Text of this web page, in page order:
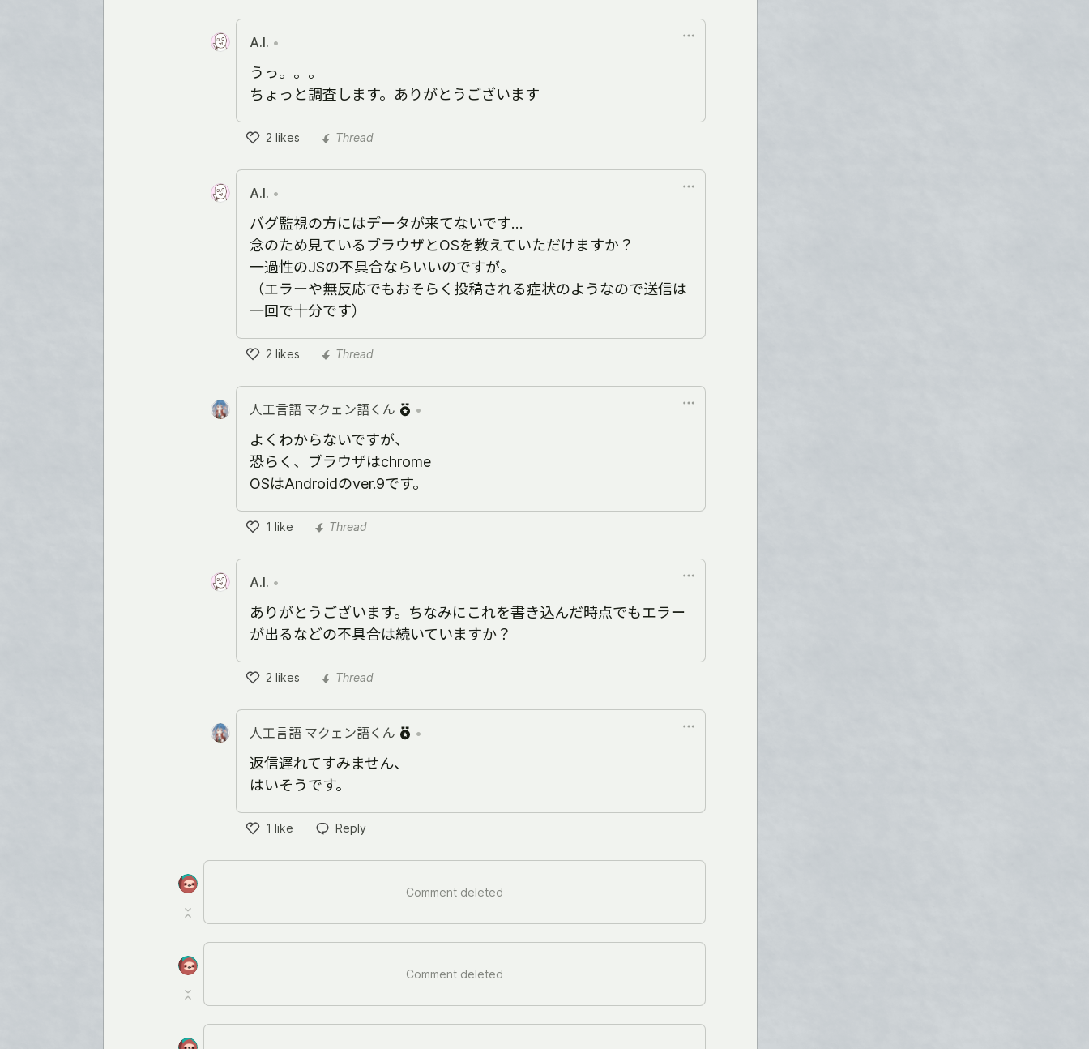
A.I. •
うっ。。。
ちょっと調査します。ありがとうございます
2 likes
Thread
A.I. •
バグ監視の方にはデータが来てないです…
念のため見ているブラウザとOSを教えていただけますか？
一過性のJSの不具合ならいいのですが。
（エラーや無反応でもおそらく投稿される症状のようなので送信は
一回で十分です）
2 likes
Thread
人工言語 マクェン語くん •
よくわからないですが、
恐らく、ブラウザはchrome
OSはAndroidのver.9です。
1 like
Thread
A.I. •
ありがとうございます。ちなみにこれを書き込んだ時点でもエラー
が出るなどの不具合は続いていますか？
2 likes
Thread
人工言語 マクェン語くん •
返信遅れてすみません、
はいそうです。
1 like
Reply
Comment deleted
Comment deleted